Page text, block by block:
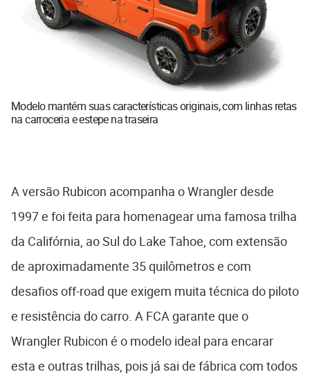
Modelo mantém suas características originais, com linhas retas
na carroceria e estepe na traseira
A versão Rubicon acompanha o Wrangler desde
1997 e foi feita para homenagear uma famosa trilha
da Califórnia, ao Sul do Lake Tahoe, com extensão
de aproximadamente 35 quilômetros e com
desafios off-road que exigem muita técnica do piloto
e resistência do carro. A FCA garante que o
Wrangler Rubicon é o modelo ideal para encarar
esta e outras trilhas, pois já sai de fábrica com todos